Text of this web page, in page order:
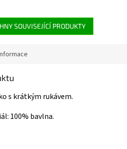
s
👉 Více produktů s motivem
Pokémon
SOUVISEJÍCÍ PRODUKTY
s krátkým rukávem.
100% bavlna.